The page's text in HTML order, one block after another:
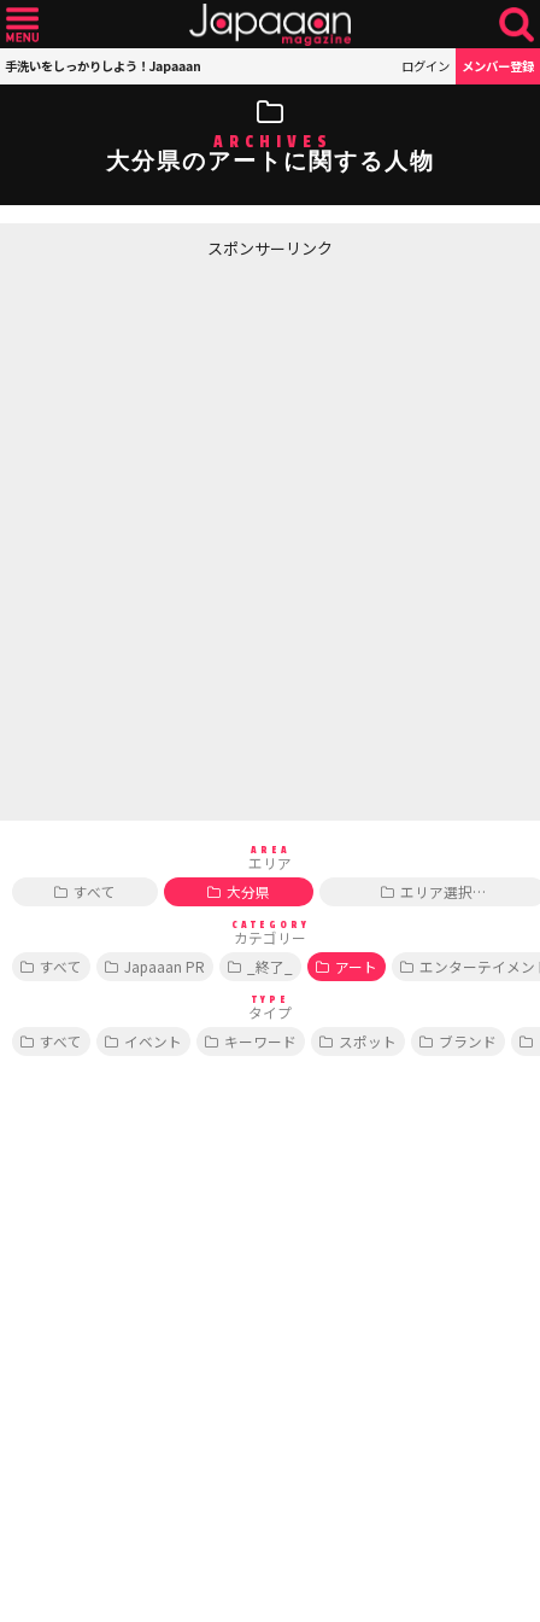
手洗いをしっかりしよう！Japaaan ログイン メンバー登録
ARCHIVES
大分県のアートに関する人物
スポンサーリンク
AREA
エリア
すべて
大分県 エリア選択…
CATEGORY
カテゴリー
すべて
Japaaan PR _終了_ アート エンターテイメン
TYPE
タイプ
すべて
イベント キーワード スポット ブランド